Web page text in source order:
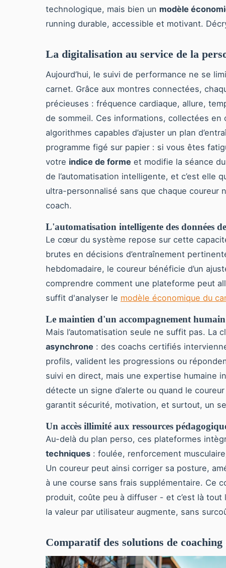
technologique, mais bien un modèle
running durable, accessible et motivant.
La digitalisation au service de la
Aujourd’hui, le suivi de performance ne se
carnet. Grâce aux montres connectées,
précieuses : fréquence cardiaque, allure,
de sommeil. Ces informations, collectées en
algorithmes capables d’ajuster un plan
programme figé sur papier : si vous êtes
votre indice de forme et modifie la séance
de l’automatisation intelligente, et c’est elle
ultra-personnalisé sans que chaque coureur
coach.
L'automatisation intelligente des données
Le cœur du système repose sur cette
brutes en décisions d’entraînement
hebdomadaire, le coureur bénéficie d’un
comprendre comment une plateforme peut
suffit d'analyser le modèle économique du
Le maintien d'un accompagnement
Mais l’automatisation seule ne suffit pas. La
asynchrone : des coachs certifiés
profils, valident les progressions ou
suivi en direct, mais une expertise humaine
détecte un signe d’alerte ou quand le
garantit sécurité, motivation, et surtout, un
Un accès illimité aux ressources
Au-delà du plan perso, ces plateformes
techniques : foulée, renforcement
Un coureur peut ainsi corriger sa posture,
à une course sans frais supplémentaire. Ce
produit, coûte peu à diffuser - et c’est là tout
la valeur par utilisateur augmente, sans
Comparatif des solutions de